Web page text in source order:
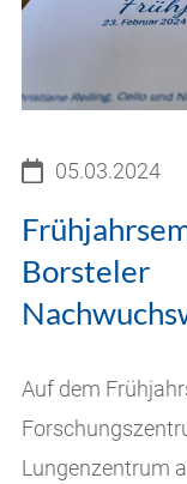
05.03.2024
Borsteler
Auf dem
Lungenzentrum